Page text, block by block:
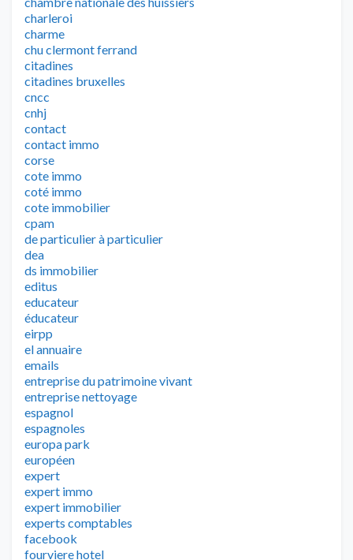
charleroi
charme
chu clermont ferrand
citadines
citadines bruxelles
cncc
cnhj
contact
contact immo
corse
cote immo
coté immo
cote immobilier
cpam
de particulier à particulier
dea
ds immobilier
editus
educateur
éducateur
eirpp
el annuaire
emails
entreprise du patrimoine vivant
entreprise nettoyage
espagnol
espagnoles
europa park
européen
expert
expert immo
expert immobilier
experts comptables
facebook
fourviere hotel